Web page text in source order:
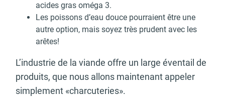
acides gras oméga 3.
Les poissons d’eau douce pourraient être une
autre option, mais soyez très prudent avec les
arêtes!
L’industrie de la viande offre un large éventail de
produits, que nous allons maintenant appeler
simplement «charcuteries».